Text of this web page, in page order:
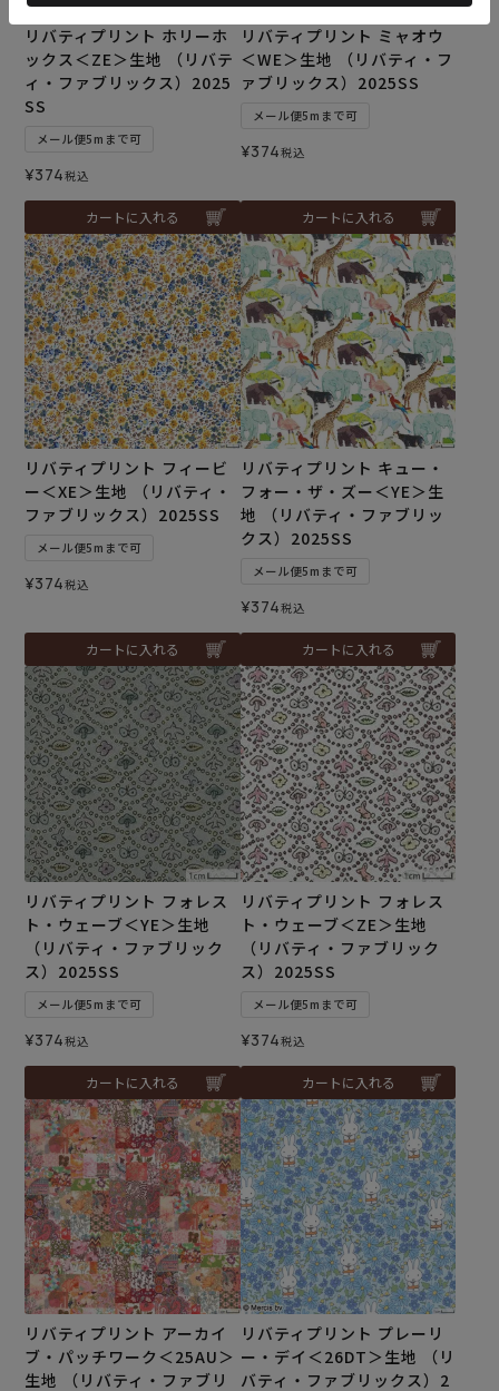
リバティプリント ホリーホ
ックス＜ZE＞生地 （リバテ
ィ・ファブリックス）2025
SS
メール便5mまで可
¥374税込
カートに入れる
リバティプリント ミャオウ
＜WE＞生地 （リバティ・フ
ァブリックス）2025SS
メール便5mまで可
¥374税込
カートに入れる
リバティプリント フィービ
ー＜XE＞生地 （リバティ・
ファブリックス）2025SS
メール便5mまで可
¥374税込
カートに入れる
リバティプリント キュー・
フォー・ザ・ズー＜YE＞生
地 （リバティ・ファブリッ
クス）2025SS
メール便5mまで可
¥374税込
カートに入れる
リバティプリント フォレス
ト・ウェーブ＜YE＞生地
（リバティ・ファブリック
ス）2025SS
メール便5mまで可
¥374税込
カートに入れる
リバティプリント フォレス
ト・ウェーブ＜ZE＞生地
（リバティ・ファブリック
ス）2025SS
メール便5mまで可
¥374税込
カートに入れる
リバティプリント アーカイ
ブ・パッチワーク＜25AU＞
生地 （リバティ・ファブリ
リバティプリント プレーリ
ー・デイ＜26DT＞生地 （リ
バティ・ファブリックス）2